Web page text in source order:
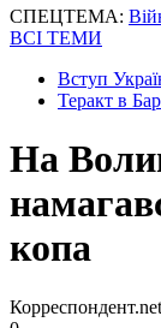
СПЕЦТЕМА:
ВСІ ТЕМИ
Вступ
Теракт в
На
копа